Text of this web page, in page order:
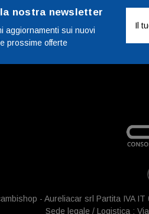
nostra newsletter
aggiornamenti sui nuovi
prossime offerte
mail
- Aureliacar srl Partita IVA
Sede legale / Logistica :